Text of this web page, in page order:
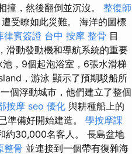
撞，然後翻倒並沉沒。 整復師
受瞭如此災難。 海洋的圖標
律賓簽證 台中 按摩 整骨 目
滑動發動機和導航系統的重要
，9個起泡浴室，6張水滑梯
，游泳 顯示了預期駁船所
個浮動城市，他們建立了整個
按摩 seo 優化 與耕種船上的
準備好開始建造。 學按摩課
約30,000名客人。 長島盆地
整骨 並連接到一個帶有復雜海